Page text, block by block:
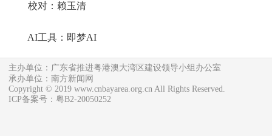
校对：赖玉清
AI工具：即梦AI
主办单位：广东省推进粤港澳大湾区建设领导小组办公室
承办单位：南方新闻网
Copyright © 2019 www.cnbayarea.org.cn All Rights Reserved.
ICP备案号：粤B2-20050252